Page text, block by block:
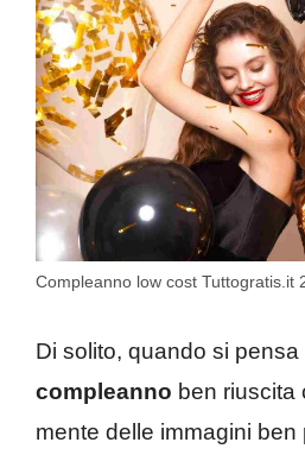
Compleanno low cost Tuttogratis.it
Di solito, quando si pensa
compleanno ben riuscita
mente delle immagini ben